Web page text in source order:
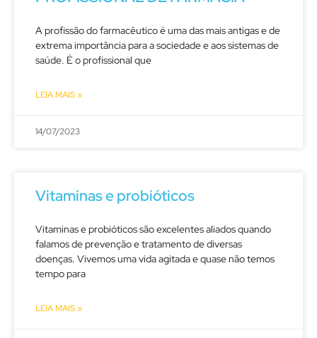
A profissão do farmacêutico é uma das mais antigas e de
extrema importância para a sociedade e aos sistemas de
saúde. É o profissional que
LEIA MAIS »
14/07/2023
Vitaminas e probióticos
Vitaminas e probióticos são excelentes aliados quando
falamos de prevenção e tratamento de diversas
doenças. Vivemos uma vida agitada e quase não temos
tempo para
LEIA MAIS »